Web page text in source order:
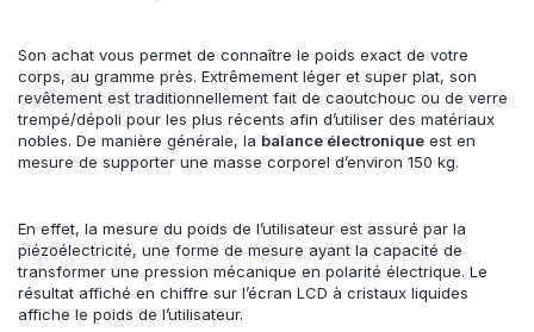
Son achat vous permet de connaître le poids exact de votre
corps, au gramme près. Extrêmement léger et super plat, son
revêtement est traditionnellement fait de caoutchouc ou de verre
trempé/dépoli pour les plus récents afin d’utiliser des matériaux
nobles. De manière générale, la balance électronique est en
mesure de supporter une masse corporel d’environ 150 kg.
En effet, la mesure du poids de l’utilisateur est assuré par la
piézoélectricité, une forme de mesure ayant la capacité de
transformer une pression mécanique en polarité électrique. Le
résultat affiché en chiffre sur l’écran LCD à cristaux liquides
affiche le poids de l’utilisateur.